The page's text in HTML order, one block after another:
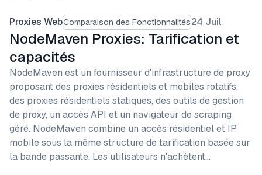
Proxies WebComparaison des Fonctionnalités24 Juil
NodeMaven Proxies: Tarification et
capacités
NodeMaven est un fournisseur d'infrastructure de proxy
proposant des proxies résidentiels et mobiles rotatifs,
des proxies résidentiels statiques, des outils de gestion
de proxy, un accès API et un navigateur de scraping
géré. NodeMaven combine un accès résidentiel et IP
mobile sous la même structure de tarification basée sur
la bande passante. Les utilisateurs n'achètent…